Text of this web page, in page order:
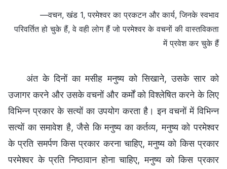
—वचन, खंड 1, परमेश्वर का प्रकटन और कार्य, जिनके स्वभाव
परिवर्तित हो चुके हैं, वे वही लोग हैं जो परमेश्वर के वचनों की वास्तविकता
में प्रवेश कर चुके हैं
अंत के दिनों का मसीह मनुष्य को सिखाने, उसके सार को
उजागर करने और उसके वचनों और कर्मों को विश्लेषित करने के लिए
विभिन्न प्रकार के सत्यों का उपयोग करता है। इन वचनों में विभिन्न
सत्यों का समावेश है, जैसे कि मनुष्य का कर्तव्य, मनुष्य को परमेश्वर
के प्रति समर्पण किस प्रकार करना चाहिए, मनुष्य को किस प्रकार
परमेश्वर के प्रति निष्ठावान होना चाहिए, मनुष्य को किस प्रकार